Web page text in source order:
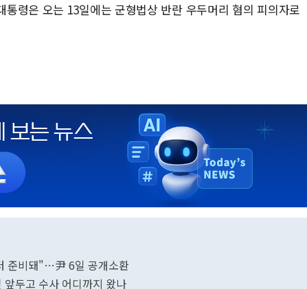
령은 오는 13일에는 군형법상 반란 우두머리 혐의 피의자로
준비돼"…尹 6일 공개소환
두고 수사 어디까지 왔나